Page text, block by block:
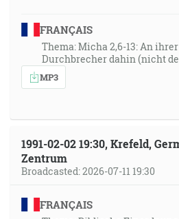
FRANÇAIS
Thema: Micha 2,6-13: An
Durchbrecher dahin (nicht
MP3
1991-02-02 19:30, Krefeld,
Zentrum
Broadcasted: 2026-07-11 19:30
FRANÇAIS